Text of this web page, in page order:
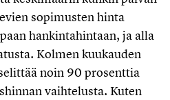
sopimusten hinta
hankintahintaan, ja alla
Kolmen kuukauden
noin 90 prosenttia
vaihtelusta. Kuten